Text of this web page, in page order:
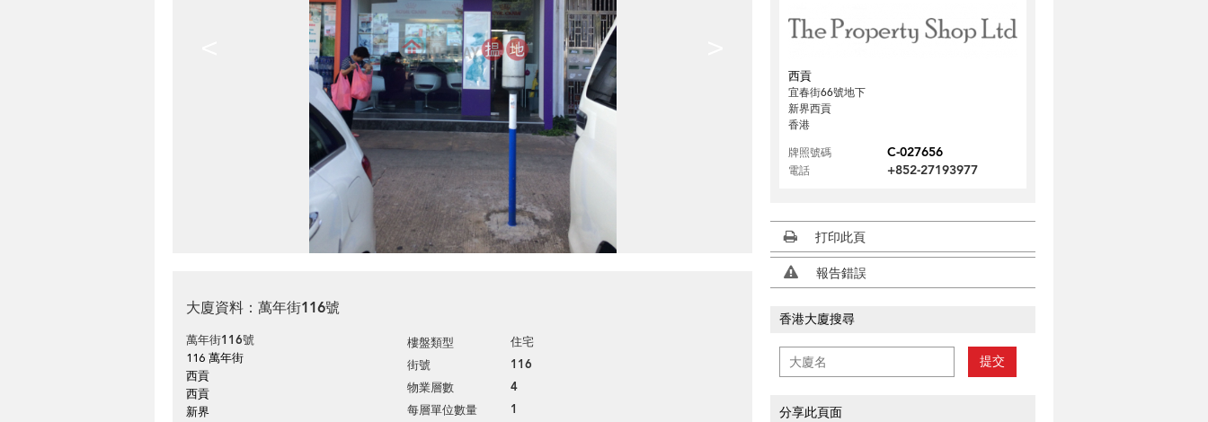
大廈資料：萬年街116號
萬年街116號
116 萬年街
西貢
西貢
新界
樓盤類型 住宅
街號 116
物業層數 4
每層單位數量 1
西貢
宜春街66號地下
新界西貢
香港
牌照號碼
C-027656
電話 +852-27193977
打印此頁
報告錯誤
香港大廈搜尋
提交
分享此頁面